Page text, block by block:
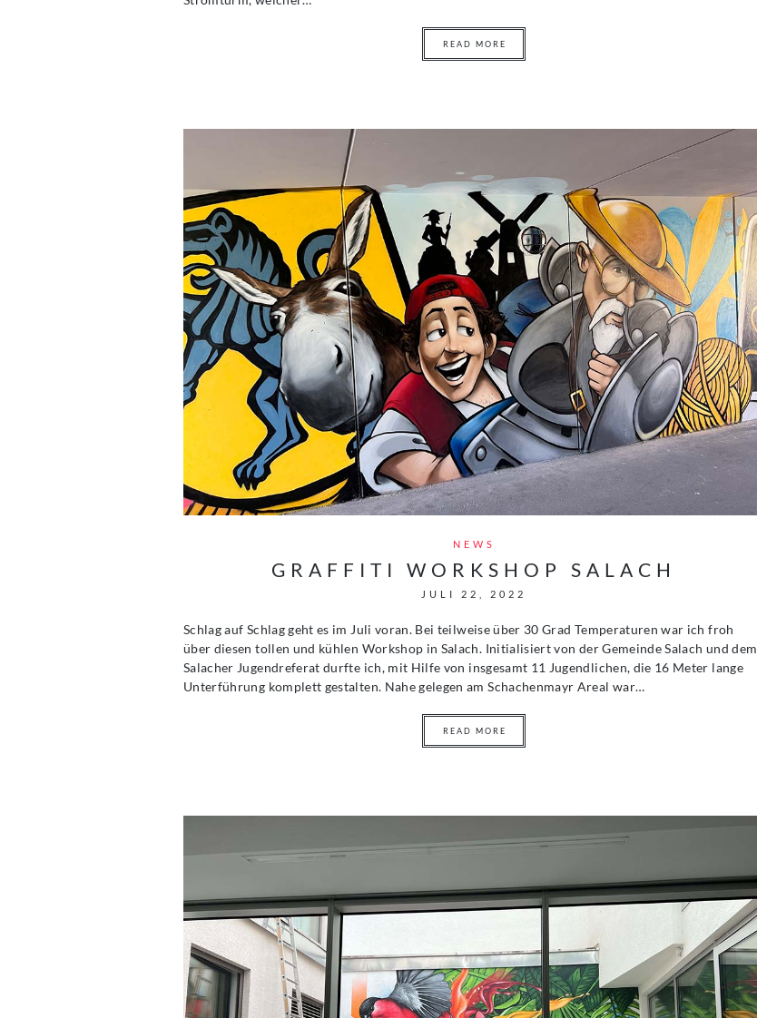
READ MORE
NEWS
GRAFFITI WORKSHOP SALACH
JULI 22, 2022
Schlag auf Schlag geht es im Juli voran. Bei teilweise über 30 Grad Temperaturen war ich froh
über diesen tollen und kühlen Workshop in Salach. Initialisiert von der Gemeinde Salach und dem
Salacher Jugendreferat durfte ich, mit Hilfe von insgesamt 11 Jugendlichen, die 16 Meter lange
Unterführung komplett gestalten. Nahe gelegen am Schachenmayr Areal war…
READ MORE